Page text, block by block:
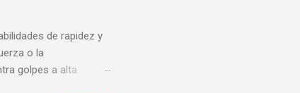
de rapidez y
o la
golpes a alta